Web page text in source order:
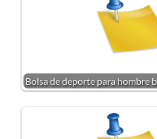
Bolsa de deporte para hombre